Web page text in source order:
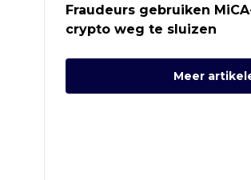
Fraudeurs gebruiken
crypto weg te sluizen
Meer